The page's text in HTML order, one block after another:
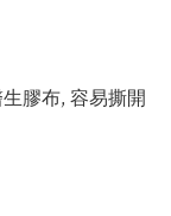
生膠布, 容易撕開